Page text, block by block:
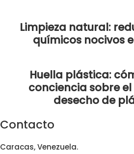
Limpieza natural:
químicos nocivos
Huella plástica:
conciencia sobre
desecho de
Contacto
Caracas, Venezuela.